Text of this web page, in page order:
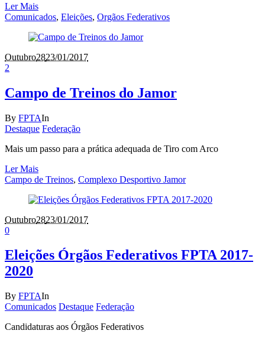
Ler Mais
Comunicados, Eleições, Orgãos Federativos
Outubro2823/01/2017
2
Campo de Treinos do Jamor
By FPTAIn
Destaque Federação
Mais um passo para a prática adequada de Tiro com Arco
Ler Mais
Campo de Treinos, Complexo Desportivo Jamor
Outubro2823/01/2017
0
Eleições Órgãos Federativos FPTA 2017-
2020
By FPTAIn
Comunicados Destaque Federação
Candidaturas aos Órgãos Federativos